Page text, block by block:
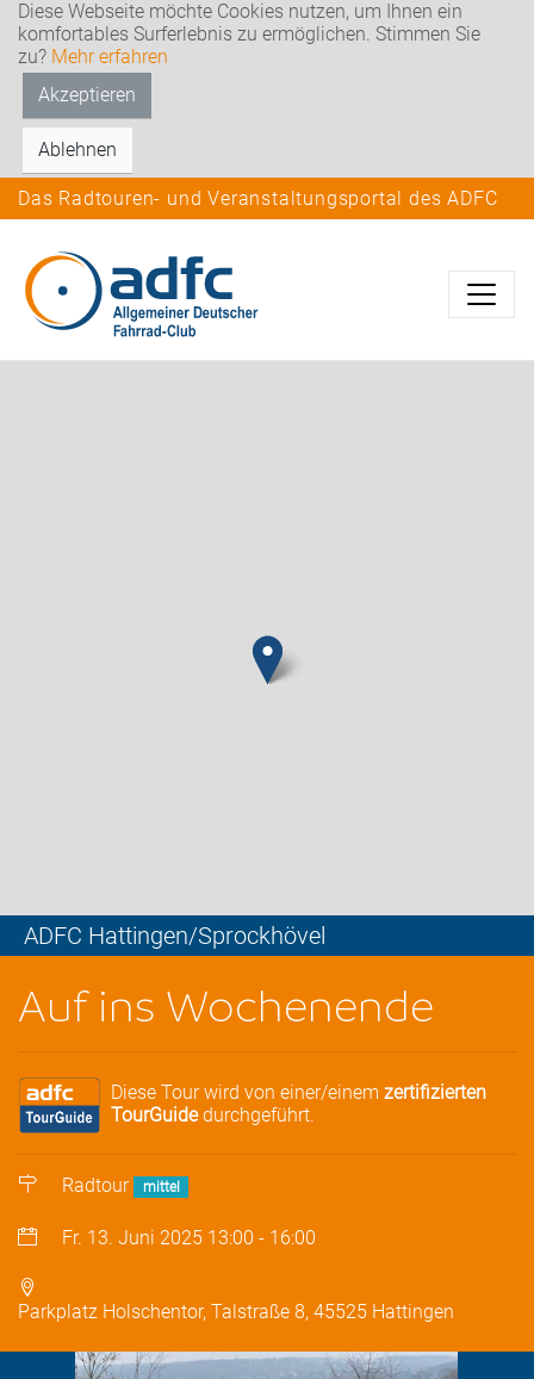
Diese Webseite möchte Cookies nutzen, um Ihnen ein
komfortables Surferlebnis zu ermöglichen. Stimmen Sie
zu? Mehr erfahren
Akzeptieren
Ablehnen
Das Radtouren- und Veranstaltungsportal des ADFC
ADFC Hattingen/Sprockhövel
Auf ins Wochenende
Diese Tour wird von einer/einem zertifizierten
TourGuidedurchgeführt.
Radtour mittel
Fr. 13. Juni 2025 13:00 - 16:00
Parkplatz Holschentor, Talstraße 8, 45525 Hattingen